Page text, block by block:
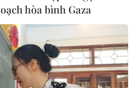
2026: Vì sao
chạm trần?
hòa bình Gaza